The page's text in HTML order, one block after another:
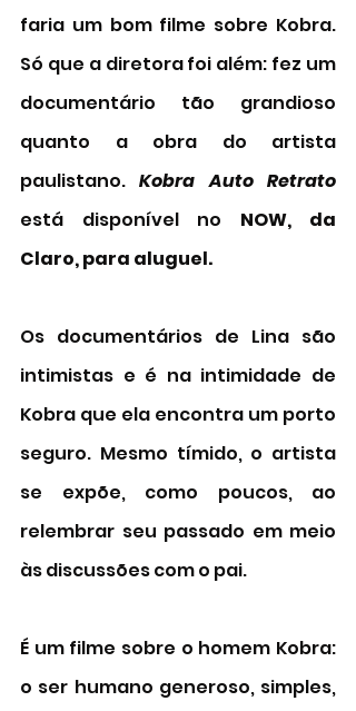
faria um bom filme sobre Kobra.
Só que a diretora foi além: fez um
documentário tão grandioso
quanto a obra do artista
paulistano. Kobra Auto Retrato
está disponível no NOW, da
Claro, para aluguel.
Os documentários de Lina são
intimistas e é na intimidade de
Kobra que ela encontra um porto
seguro. Mesmo tímido, o artista
se expõe, como poucos, ao
relembrar seu passado em meio
às discussões com o pai.
É um filme sobre o homem Kobra:
o ser humano generoso, simples,